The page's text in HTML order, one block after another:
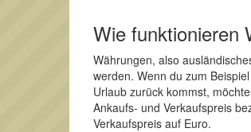
Wie funktionieren
Währungen, also
werden. Wenn du zum
Urlaub zurück kommst,
Ankaufs- und Verkaufspreis
Verkaufspreis auf Euro.